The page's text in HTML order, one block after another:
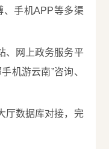
、手机APP等多渠
、网上政务服务平
机游云南”咨询、
厅数据库对接，完